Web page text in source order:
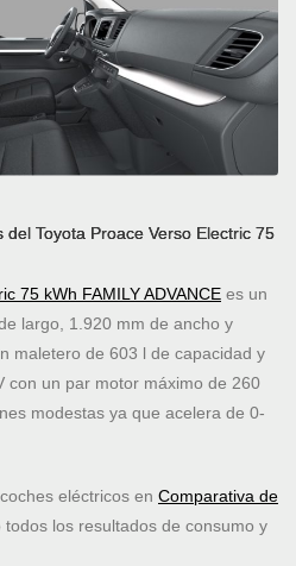
Toyota Proace Verso Electric 75
75 kWh FAMILY ADVANCE es un
largo, 1.920 mm de ancho y
maletero de 603 l de capacidad y
con un par motor máximo de 260
modestas ya que acelera de 0-
eléctricos en Comparativa de
todos los resultados de consumo y